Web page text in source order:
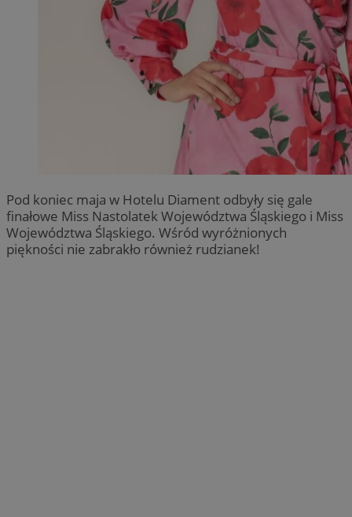
Pod koniec maja w Hotelu Diament odbyły się gale
finałowe Miss Nastolatek Województwa Śląskiego i Miss
Województwa Śląskiego. Wśród wyróżnionych
piękności nie zabrakło również rudzianek!